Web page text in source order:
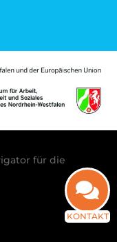
für die
KONTAKT